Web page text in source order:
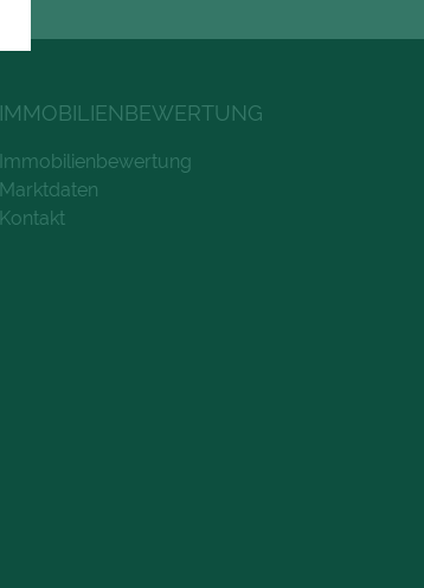
IMMOBILIENBEWERTUNG
Immobilienbewertung
Marktdaten
Kontakt